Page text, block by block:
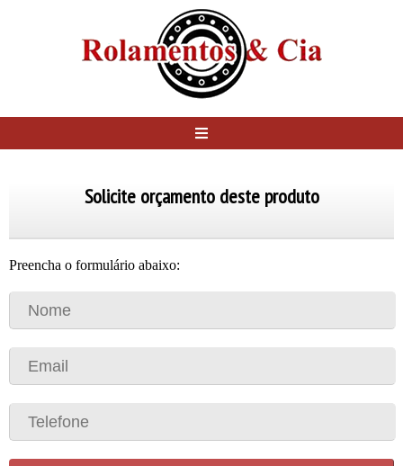
Solicite orçamento deste produto
Preencha o formulário abaixo: